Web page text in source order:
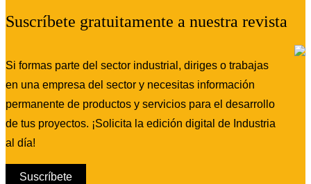
Suscríbete gratuitamente a nuestra revista
Si formas parte del sector industrial, diriges o trabajas
en una empresa del sector y necesitas información
permanente de productos y servicios para el desarrollo
de tus proyectos. ¡Solicita la edición digital de Industria
al día!
Suscríbete